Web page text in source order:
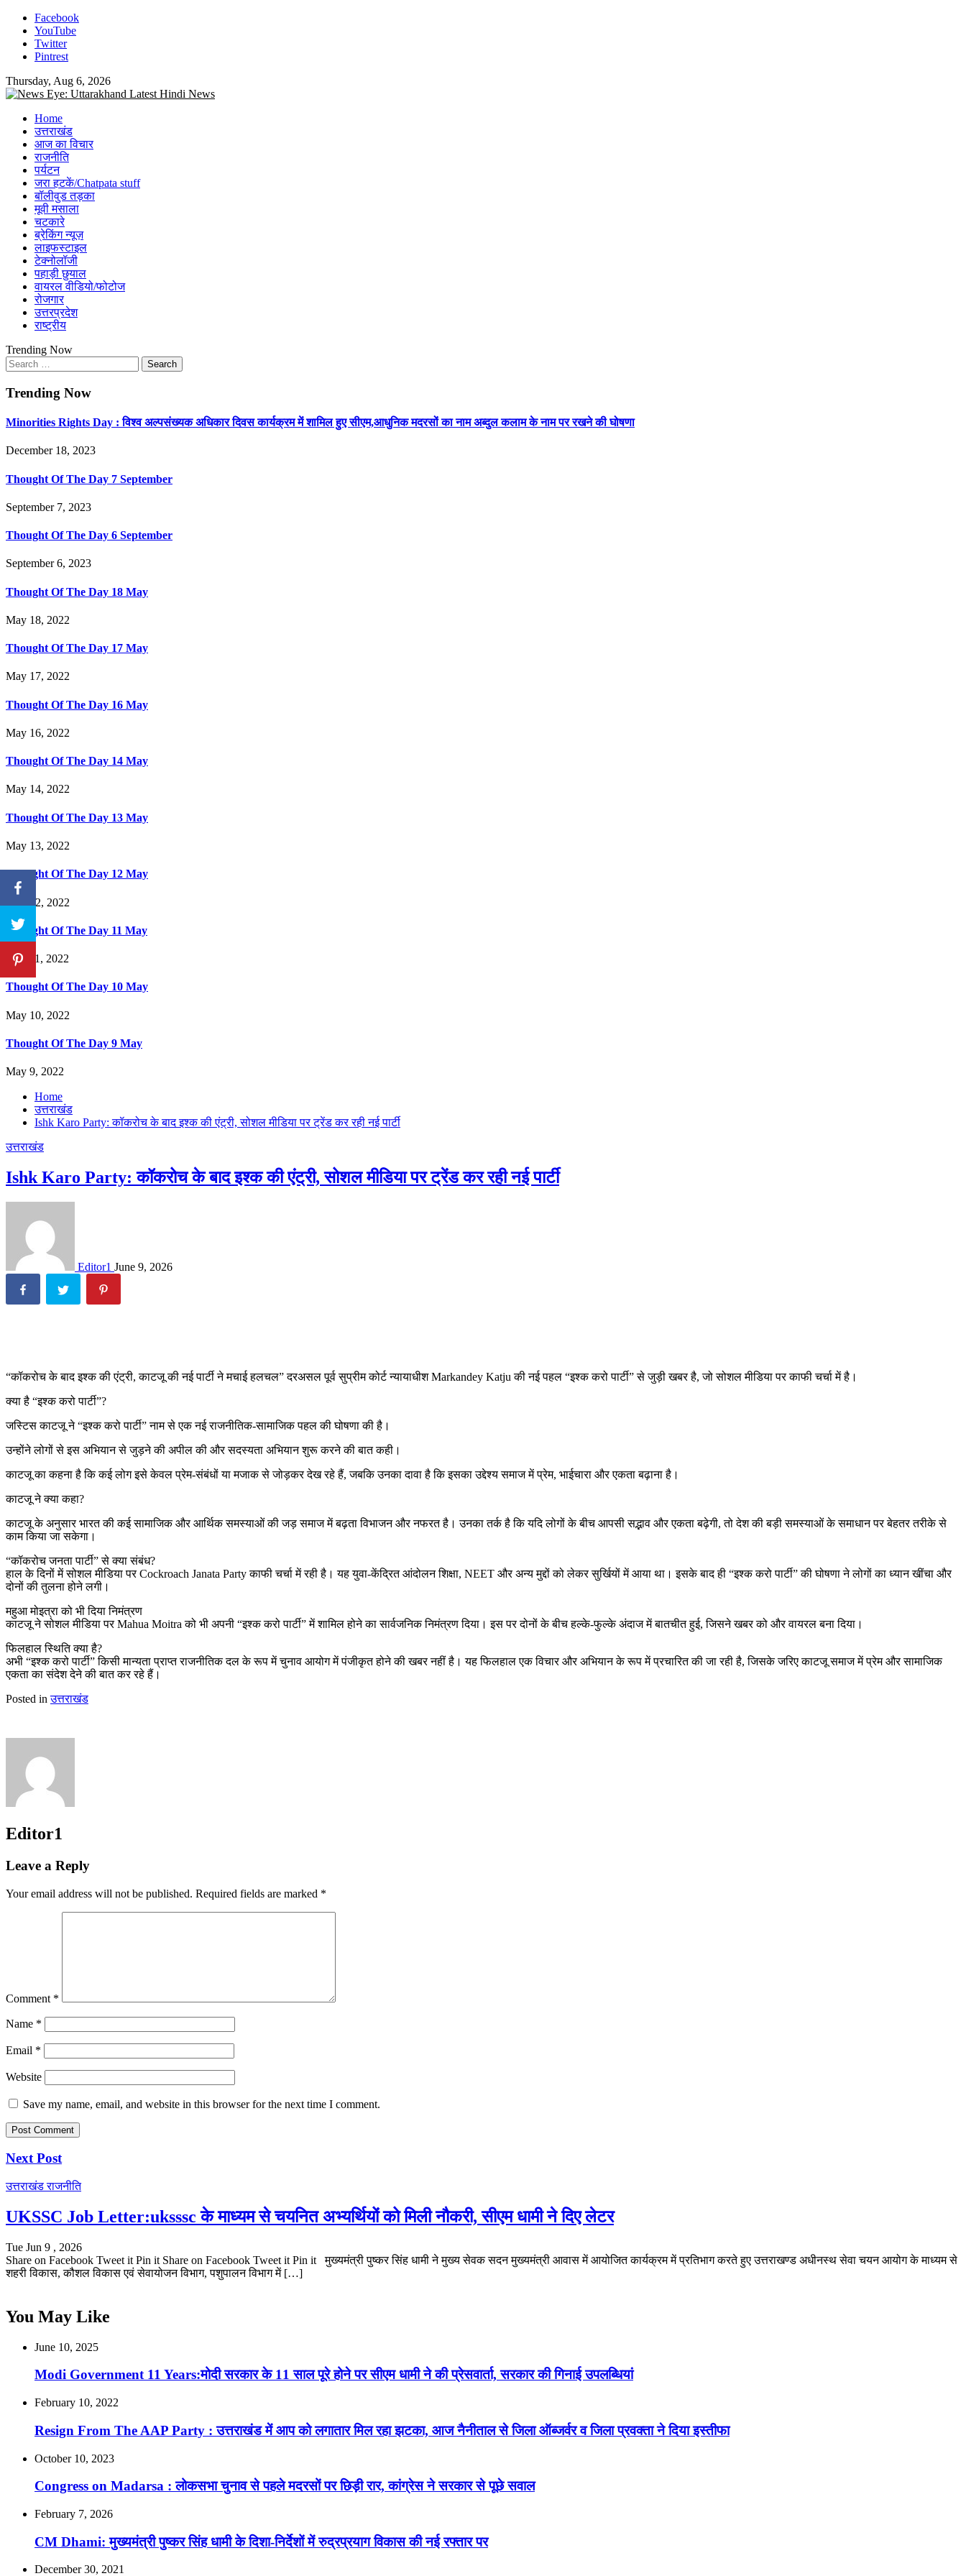
Skip
content
Facebook
YouTube
Twitter
Pintrest
Thursday, Aug 6, 2026
Home
उत्तराखंड
आज का विचार
राजनीति
पर्यटन
जरा हटकें/Chatpata stuff
बॉलीवुड तड़का
मूवी मसाला
चटकारे
ब्रेकिंग न्यूज़
लाइफस्टाइल
टेक्नोलॉजी
पहाड़ी छुयाल
वायरल वीडियो/फोटोज
रोजगार
उत्तरप्रदेश
राष्ट्रीय
Trending Now
Search
for:
Trending Now
Minorities Rights Day : विश्व अल्पसंख्यक अधिकार दिवस कार्यक्रम में शामिल हुए सीएम,आधुनिक मदरसों का नाम अब्दुल कलाम के नाम पर रखने की घोषणा
December 18, 2023
Thought Of The Day 7 September
September 7, 2023
Thought Of The Day 6 September
September 6, 2023
Thought Of The Day 18 May
May 18, 2022
Thought Of The Day 17 May
May 17, 2022
Thought Of The Day 16 May
May 16, 2022
Thought Of The Day 14 May
May 14, 2022
Thought Of The Day 13 May
May 13, 2022
Thought Of The Day 12 May
May 12, 2022
Thought Of The Day 11 May
May 11, 2022
Thought Of The Day 10 May
May 10, 2022
Thought Of The Day 9 May
May 9, 2022
Home
उत्तराखंड
Ishk Karo Party: कॉकरोच के बाद इश्क की एंट्री, सोशल मीडिया पर ट्रेंड कर रही नई पार्टी
उत्तराखंड
Ishk Karo Party: कॉकरोच के बाद इश्क की एंट्री, सोशल मीडिया पर ट्रेंड कर रही नई पार्टी
Editor1 June 9, 2026
“कॉकरोच के बाद इश्क की एंट्री, काटजू की नई पार्टी ने मचाई हलचल” दरअसल पूर्व सुप्रीम कोर्ट न्यायाधीश Markandey Katju की नई पहल “इश्क करो पार्टी” से जुड़ी खबर है, जो सोशल मीडिया पर काफी चर्चा में है।
क्या है “इश्क करो पार्टी”?
जस्टिस काटजू ने “इश्क करो पार्टी” नाम से एक नई राजनीतिक-सामाजिक पहल की घोषणा की है।
उन्होंने लोगों से इस अभियान से जुड़ने की अपील की और सदस्यता अभियान शुरू करने की बात कही।
काटजू का कहना है कि कई लोग इसे केवल प्रेम-संबंधों या मजाक से जोड़कर देख रहे हैं, जबकि उनका दावा है कि इसका उद्देश्य समाज में प्रेम, भाईचारा और एकता बढ़ाना है।
काटजू ने क्या कहा?
काटजू के अनुसार भारत की कई सामाजिक और आर्थिक समस्याओं की जड़ समाज में बढ़ता विभाजन और नफरत है। उनका तर्क है कि यदि लोगों के बीच आपसी सद्भाव और एकता बढ़ेगी, तो देश की बड़ी समस्याओं के समाधान पर बेहतर तरीके से
काम किया जा सकेगा।
“कॉकरोच जनता पार्टी” से क्या संबंध?
हाल के दिनों में सोशल मीडिया पर Cockroach Janata Party काफी चर्चा में रही है। यह युवा-केंद्रित आंदोलन शिक्षा, NEET और अन्य मुद्दों को लेकर सुर्खियों में आया था। इसके बाद ही “इश्क करो पार्टी” की घोषणा ने लोगों का ध्यान खींचा और
दोनों की तुलना होने लगी।
महुआ मोइत्रा को भी दिया निमंत्रण
काटजू ने सोशल मीडिया पर Mahua Moitra को भी अपनी “इश्क करो पार्टी” में शामिल होने का सार्वजनिक निमंत्रण दिया। इस पर दोनों के बीच हल्के-फुल्के अंदाज में बातचीत हुई, जिसने खबर को और वायरल बना दिया।
फिलहाल स्थिति क्या है?
अभी “इश्क करो पार्टी” किसी मान्यता प्राप्त राजनीतिक दल के रूप में चुनाव आयोग में पंजीकृत होने की खबर नहीं है। यह फिलहाल एक विचार और अभियान के रूप में प्रचारित की जा रही है, जिसके जरिए काटजू समाज में प्रेम और सामाजिक
एकता का संदेश देने की बात कर रहे हैं।
Posted inउत्तराखंड
Editor1
Leave a Reply
Your email address will not be published. Required fields are marked *
Comment *
Name *
Email *
Website
Save my name, email, and website in this browser for the next time I comment.
Next Post
उत्तराखंडराजनीति
UKSSC Job Letter:uksssc के माध्यम से चयनित अभ्यर्थियों को मिली नौकरी, सीएम धामी ने दिए लेटर
Tue Jun 9 , 2026
Share on Facebook Tweet it Pin it Share on Facebook Tweet it Pin it मुख्यमंत्री पुष्कर सिंह धामी ने मुख्य सेवक सदन मुख्यमंत्री आवास में आयोजित कार्यक्रम में प्रतिभाग करते हुए उत्तराखण्ड अधीनस्थ सेवा चयन आयोग के माध्यम से
शहरी विकास, कौशल विकास एवं सेवायोजन विभाग, पशुपालन विभाग में […]
You May Like
June 10, 2025
Modi Government 11 Years:मोदी सरकार के 11 साल पूरे होने पर सीएम धामी ने की प्रेसवार्ता, सरकार की गिनाई उपलब्धियां
February 10, 2022
Resign From The AAP Party : उत्तराखंड में आप को लगातार मिल रहा झटका, आज नैनीताल से जिला ऑब्जर्वर व जिला प्रवक्ता ने दिया इस्तीफा
October 10, 2023
Congress on Madarsa : लोकसभा चुनाव से पहले मदरसों पर छिड़ी रार, कांग्रेस ने सरकार से पूछे सवाल
February 7, 2026
CM Dhami: मुख्यमंत्री पुष्कर सिंह धामी के दिशा-निर्देशों में रुद्रप्रयाग विकास की नई रफ्तार पर
December 30, 2021